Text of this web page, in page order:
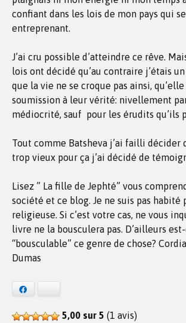
confiant dans les lois de mon pays qui
entreprenant.
J’ai cru possible d’atteindre ce rêve.
lois ont décidé qu’au contraire j’étais
que la vie ne se croque pas ainsi,
soumission à leur vérité: nivellement
médiocrité, sauf pour les érudits qu’ils
Tout comme Batsheva j’ai failli décider
trop vieux pour ça j’ai décidé de
Lisez ” La fille de Jephté” vous
société et ce blog. Je ne suis pas habité
religieuse. Si c’est votre cas, ne vous
livre ne la bousculera pas. D’ailleurs
“bousculable” ce genre de chose?
Dumas
5,00 sur 5 (1 avis)